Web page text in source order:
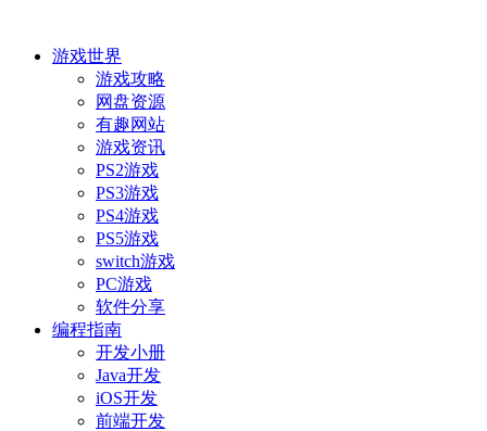
游戏世界
游戏攻略
网盘资源
有趣网站
游戏资讯
PS2游戏
PS3游戏
PS4游戏
PS5游戏
switch游戏
PC游戏
软件分享
编程指南
开发小册
Java开发
iOS开发
前端开发